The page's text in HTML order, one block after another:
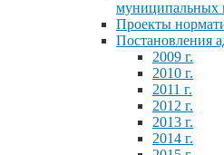
муниципальных
Проекты
Постановления
2009 г.
2010 г.
2011 г.
2012 г.
2013 г.
2014 г.